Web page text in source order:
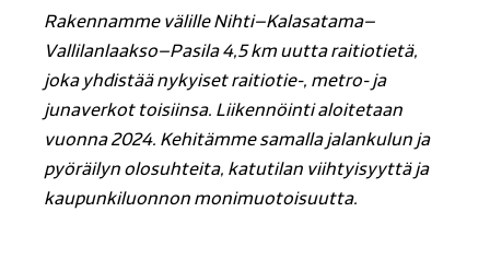
Rakennamme välille Nihti–Kalasatama–
Vallilanlaakso–Pasila 4,5 km uutta raitiotietä,
joka yhdistää nykyiset raitiotie-, metro- ja
junaverkot toisiinsa. Liikennöinti aloitetaan
vuonna 2024. Kehitämme samalla jalankulun ja
pyöräilyn olosuhteita, katutilan viihtyisyyttä ja
kaupunkiluonnon monimuotoisuutta.